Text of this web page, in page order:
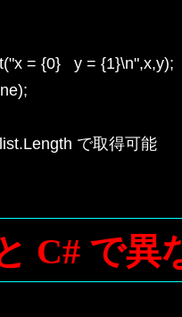
= {0}   y = {1}\n",x,y);
list.Length で取得可能
C# で異